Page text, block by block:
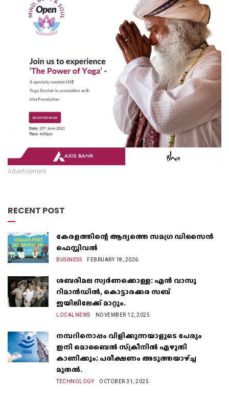
Advertisement
RECENT POST
കേരളത്തിന്റെ ആദ്യത്തെ സമഗ്ര ഡിസൈൻ
ഫെസ്റ്റിവൽ
BUSINESS FEBRUARY 18, 2026
ശബരിമല സ്വർണക്കൊള്ള: എൻ വാസു
റിമാൻഡിൽ, കൊട്ടാരക്കര സബ്
ജയിലിലേക്ക് മാറ്റും.
LOCALNEWS NOVEMBER 12, 2025
നമ്പറിനൊപ്പം വിളിക്കുന്നയാളുടെ പേരും
ഇനി മൊബൈൽ സ്‌ക്രീനില്‍ എഴുതി
കാണിക്കും; പരീക്ഷണം അടുത്തയാഴ്‌ച്ച
മുതല്‍.
TECHNOLOGY OCTOBER 31, 2025